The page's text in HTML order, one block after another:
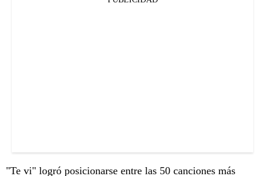
"Te vi" logró posicionarse entre las 50 canciones más